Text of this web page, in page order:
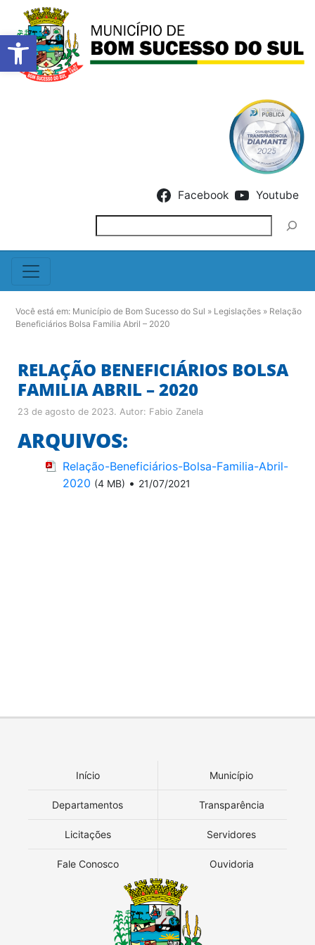
Barra de Ferramentas
Facebook Youtube
Você está em: Município de Bom Sucesso do Sul » Legislações » Relação
Beneficiários Bolsa Familia Abril – 2020
RELAÇÃO BENEFICIÁRIOS BOLSA
FAMILIA ABRIL – 2020
23 de agosto de 2023. Autor: Fabio Zanela
ARQUIVOS:
Relação-Beneficiários-Bolsa-Familia-Abril-
2020 (4 MB) • 21/07/2021
Início Município
Departamentos Transparência
Licitações Servidores
Fale Conosco Ouvidoria